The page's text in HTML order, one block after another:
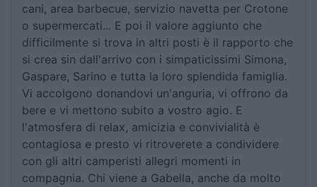
cani, area barbecue, servizio navetta per Crotone
o supermercati... E poi il valore aggiunto che
difficilmente si trova in altri posti è il rapporto che
si crea sin dall'arrivo con i simpaticissimi Simona,
Gaspare, Sarino e tutta la loro splendida famiglia.
Vi accolgono donandovi un'anguria, vi offrono da
bere e vi mettono subito a vostro agio. E
l'atmosfera di relax, amicizia e convivialità è
contagiosa e presto vi ritroverete a condividere
con gli altri camperisti allegri momenti in
compagnia. Chi viene a Gabella, anche da molto